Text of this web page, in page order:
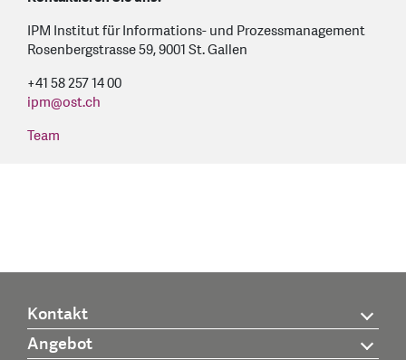
IPM Institut für Informations- und Prozessmanagement
Rosenbergstrasse 59, 9001 St. Gallen
+41 58 257 14 00
ipm@ost.ch
Team
Kontakt
Angebot